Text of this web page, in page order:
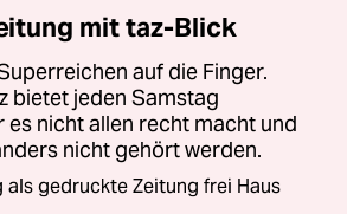
mit taz-Blick
auf die Finger.
bietet jeden Samstag
nicht allen recht macht und
nicht gehört werden.
als gedruckte Zeitung frei Haus